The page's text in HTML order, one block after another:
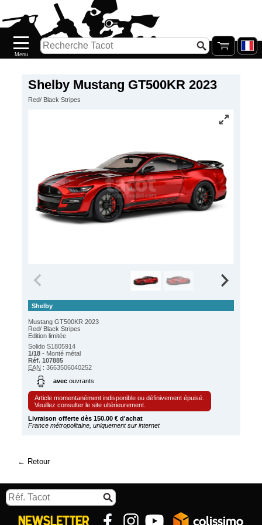
Shelby Mustang GT500KR 2023
Red/ Black Stripes
Shelby
Mustang GT500KR 2023
Red/ Black Stripes
Edition limitée
Solido S1805914
1/18 - Monté métal
Réf. 107885
EAN : 3663506040252
avecouvrants
Article momentanément indisponible ou définivement épuisé.
Veuillez consulter le site ultérieurement.
Livraison offerte dès 150.00 € d'achat
France métropolitaine, uniquement sur internet
Retour
Nouveautés
Catalogue/Stock